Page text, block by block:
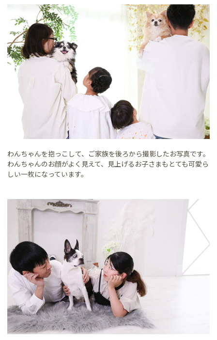
わんちゃんを抱っこして、ご家族を後ろから撮影したお写真です。
わんちゃんのお顔がよく見えて、見上げるお子さまもとても可愛ら
しい一枚になっています。